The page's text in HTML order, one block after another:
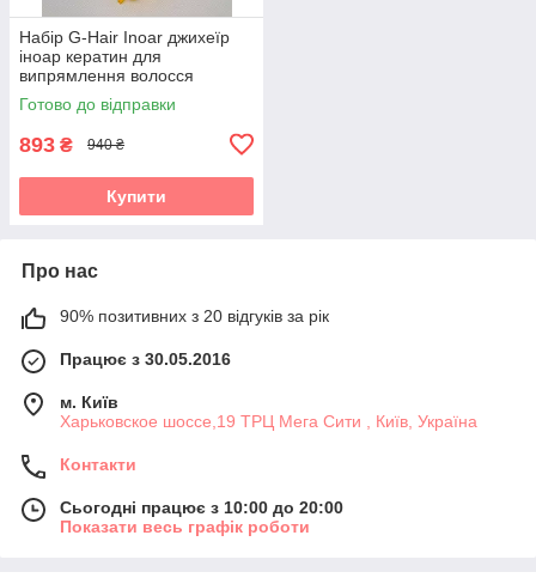
Набір G-Hair Inoar джихеїр
іноар кератин для
випрямлення волосся
Готово до відправки
893 ₴ 940 ₴
Купити
Про нас
90% позитивних з 20 відгуків за рік
Працює з 30.05.2016
м. Київ
Харьковское шоссе,19 ТРЦ Мега Сити , Київ, Україна
Контакти
Сьогодні працює з 10:00 до 20:00
Показати весь графік роботи